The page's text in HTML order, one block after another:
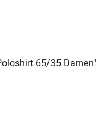
65/35 Damen"